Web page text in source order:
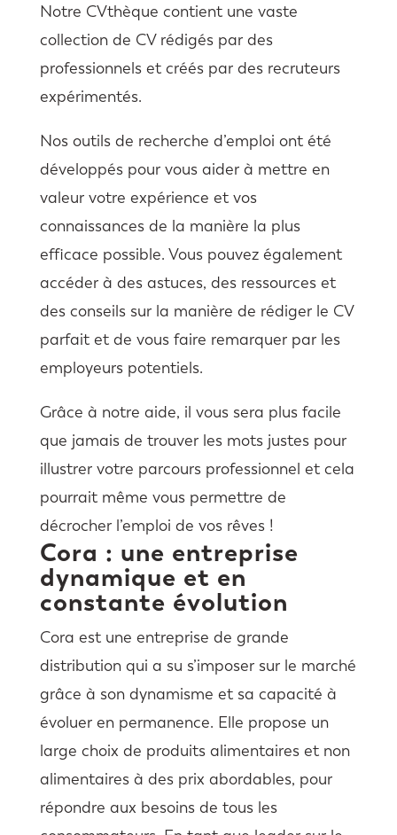
Notre CVthèque contient une vaste
collection de CV rédigés par des
professionnels et créés par des recruteurs
expérimentés.
Nos outils de recherche d’emploi ont été
développés pour vous aider à mettre en
valeur votre expérience et vos
connaissances de la manière la plus
efficace possible. Vous pouvez également
accéder à des astuces, des ressources et
des conseils sur la manière de rédiger le CV
parfait et de vous faire remarquer par les
employeurs potentiels.
Grâce à notre aide, il vous sera plus facile
que jamais de trouver les mots justes pour
illustrer votre parcours professionnel et cela
pourrait même vous permettre de
décrocher l’emploi de vos rêves !
Cora : une entreprise
dynamique et en
constante évolution
Cora est une entreprise de grande
distribution qui a su s’imposer sur le marché
grâce à son dynamisme et sa capacité à
évoluer en permanence. Elle propose un
large choix de produits alimentaires et non
alimentaires à des prix abordables, pour
répondre aux besoins de tous les